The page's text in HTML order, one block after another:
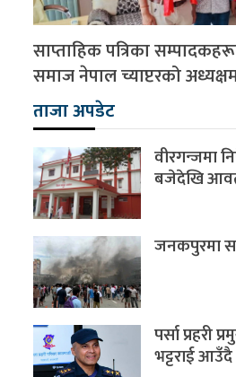
साप्ताहिक पत्रिका
समाज नेपाल च्याप्टरको
ताजा अपडेट
वीरगन्जमा
बजेदेखि
जनकपुरमा
पर्सा प्रहरी
भट्टराई आउँदै